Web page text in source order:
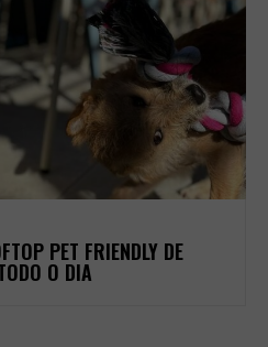
PET FRIENDLY DE
O DIA